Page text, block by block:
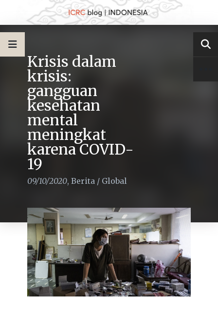
Krisis dalam
krisis:
gangguan
kesehatan
mental
meningkat
karena COVID-
19
09/10/2020, Berita / Global